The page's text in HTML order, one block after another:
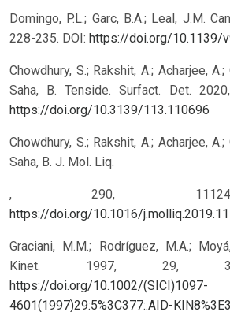
Domingo, P.L.; Garc, B.A.; Leal, J.M.
228-235. DOI: https://doi.org/10.1139/
Chowdhury, S.; Rakshit, A.; Acharjee,
Saha, B. Tenside. Surfact. Det.
https://doi.org/10.3139/113.110696
Chowdhury, S.; Rakshit, A.; Acharjee,
Saha, B. J. Mol. Liq.
, 290,
https://doi.org/10.1016/
Graciani, M.M.; Rodríguez, M.A.;
Kinet. 1997, 29,
https://doi.org/10.1002/(SICI)1097-
4601(1997)29:5%3C377::AID-